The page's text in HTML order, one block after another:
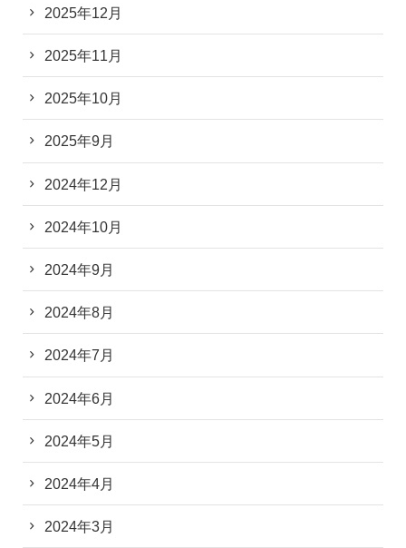
2025年12月
2025年11月
2025年10月
2025年9月
2024年12月
2024年10月
2024年9月
2024年8月
2024年7月
2024年6月
2024年5月
2024年4月
2024年3月